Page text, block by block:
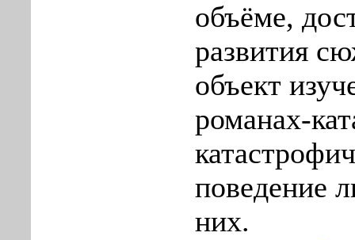
объёме,
развития
объект
романах-
поведение
них.